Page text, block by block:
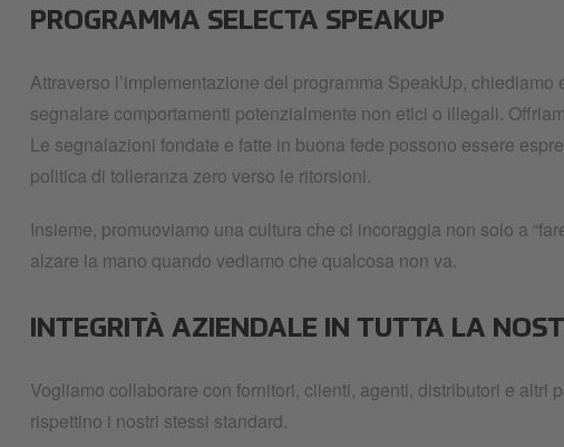
PROGRAMMA SELECTA SPEAKUP
Attraverso l’implementazione del programma SpeakUp,
segnalare comportamenti potenzialmente non etici o illegali.
Le segnalazioni fondate e fatte in buona fede possono essere
politica di tolleranza zero verso le ritorsioni.
Insieme, promuoviamo una cultura che ci incoraggia non solo a
alzare la mano quando vediamo che qualcosa non va.
INTEGRITÀ AZIENDALE IN TUTTA LA
Vogliamo collaborare con fornitori, clienti, agenti, distributori e altri
rispettino i nostri stessi standard.